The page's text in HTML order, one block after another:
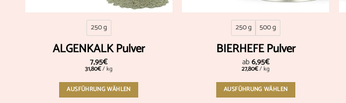
250 g
ALGENKALK Pulver
7,95€
31,80€/kg
AUSFÜHRUNG WÄHLEN
250 g 500 g
BIERHEFE Pulver
ab6,95€
27,80€/kg
AUSFÜHRUNG WÄHLEN